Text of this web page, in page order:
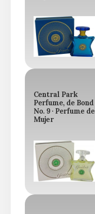
Central Park
Perfume, de Bond
No. 9 · Perfume de
Mujer